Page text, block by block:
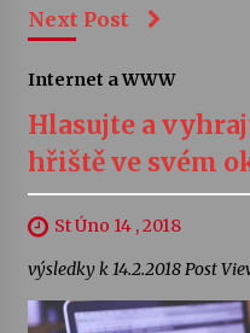
Next Post
Internet a WWW
Hlasujte a
hřiště ve svém
St Úno 14 , 2018
výsledky k 14.2.2018 Post